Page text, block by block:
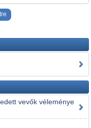
vevők véleménye